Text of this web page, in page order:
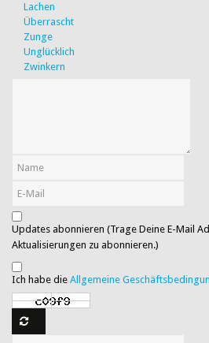
Lachen
Überrascht
Zunge
Unglücklich
Zwinkern
Updates abonnieren (Trage Deine E-Mail
Aktualisierungen zu abonnieren.)
Ich habe die Allgemeine